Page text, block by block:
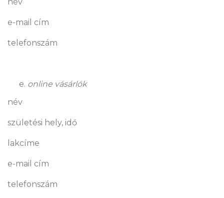
e-mail cím
telefonszám
online vásárlók
név
születési hely, idő
lakcíme
e-mail cím
telefonszám